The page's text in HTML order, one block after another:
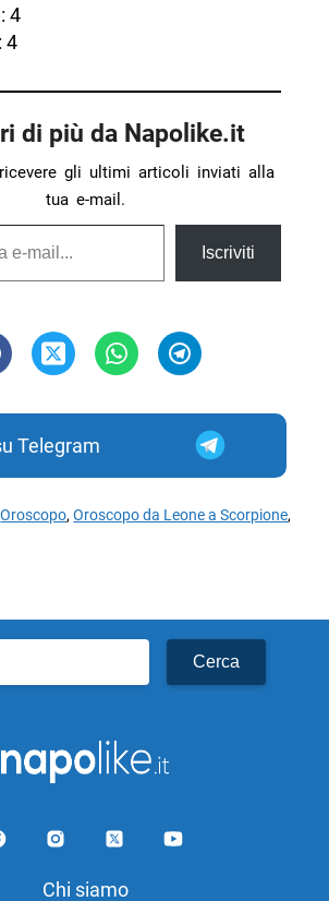
4
4
di più da Napolike.it
gli ultimi articoli inviati alla
tua e-mail.
Iscriviti
Telegram
Oroscopo,Oroscopo da Leone a Scorpione,
Chi siamo